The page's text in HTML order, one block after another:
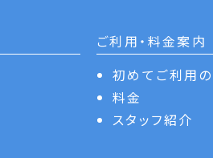
ご利用・料金案内
初めてご利用
料金
スタッフ紹介